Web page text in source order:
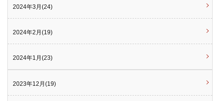
2024年3月(24)
2024年2月(19)
2024年1月(23)
2023年12月(19)